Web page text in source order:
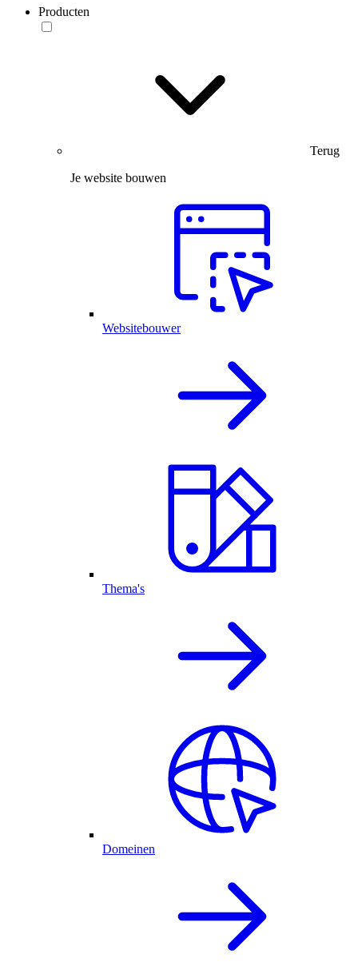
Producten
Terug
Je website bouwen
Websitebouwer
Thema's
Domeinen